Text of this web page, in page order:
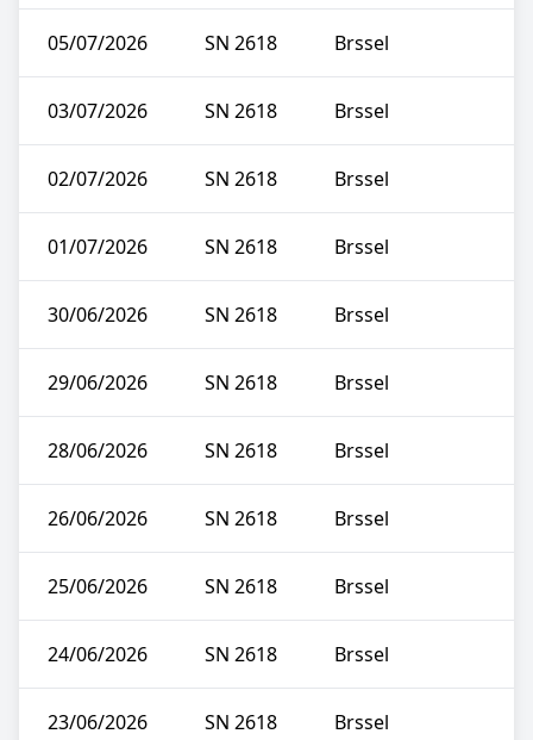
05/07/2026 SN 2618 Brssel
03/07/2026 SN 2618 Brssel
02/07/2026 SN 2618 Brssel
01/07/2026 SN 2618 Brssel
30/06/2026 SN 2618 Brssel
29/06/2026 SN 2618 Brssel
28/06/2026 SN 2618 Brssel
26/06/2026 SN 2618 Brssel
25/06/2026 SN 2618 Brssel
24/06/2026 SN 2618 Brssel
23/06/2026 SN 2618 Brssel